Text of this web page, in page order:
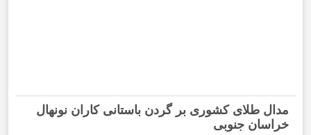
مدال طلای کشوری بر گردن باستانی کاران نونهال
خراسان جنوبی